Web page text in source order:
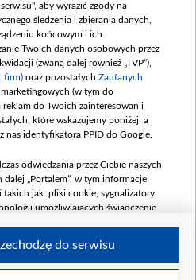
mln, październik 350
000,00 PLN
GRUDZIEŃ 2025
mln)
000 000,00 PLN
LUTY 2026 (wpłata
maja 180 mln, 8
000 000,00 PLN
aby wyrazić zgody na
śledzenia i zbierania danych,
końcowym i ich
Twoich danych osobowych przez
(zwaną dalej również „TVP”),
firm) oraz pozostałych Zaufanych
marketingowych (w tym do
do Twoich zainteresowań i
które wskazujemy poniżej, a
nas identyfikatora PPID do Google.
odwiedzania przez Ciebie naszych
dalej „Portalem”, w tym informacje
jak: pliki cookie, sygnalizatory
umożliwiających świadczenie
do serwisu